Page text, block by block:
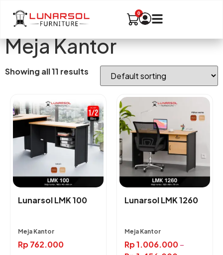
Meja Kantor
Showing all 11 results
Lunarsol LMK 100
Meja Kantor
Rp762.000
Lunarsol LMK 1260
Meja Kantor
Rp1.006.000–